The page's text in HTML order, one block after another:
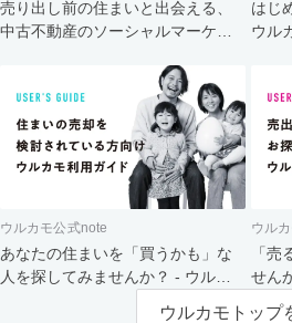
売り出し前の住まいと出会える、
中古不動産のソーシャルマーケッ
はじ
ウル
ウルカモ公式note
あなたの住まいを「買うかも」な
人を探してみませんか？ - ウルカ
ウル
「売
せん
主さ
ウルカモトップ